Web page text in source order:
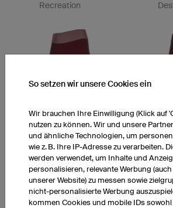
Recreation
So setzen wir unsere Cookies ein
Wir brauchen Ihre Einwilligung (Klick auf
nutzen zu können. Wir und unsere
und ähnliche Technologien, um
wie z. B. Ihre IP-Adresse zu verarbeiten.
werden verwendet, um Inhalte und
personalisieren, relevante Werbung
unserer Website) zu messen sowie
nicht-personalisierte Werbung
kommen Cookies und mobile IDs